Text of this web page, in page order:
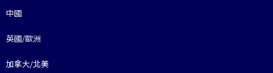
中國
英國/歐洲
加拿大/北美